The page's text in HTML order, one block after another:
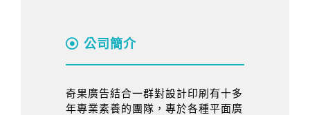
公司簡介
奇果廣告結合一群對設計印刷有十多
年專業素養的團隊，專於各種平面廣